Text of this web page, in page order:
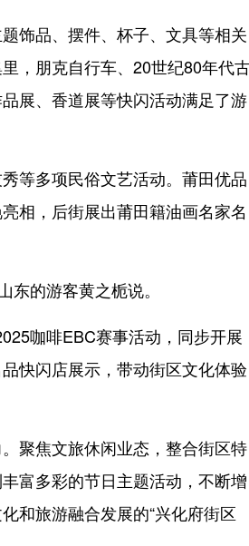
饰品、摆件、杯子、文具等相关
，朋克自行车、20世纪80年代
展、香道展等快闪活动满足了游
等多项民俗文艺活动。莆田优品
相，后街展出莆田籍油画名家名
的游客黄之栀说。
咖啡EBC赛事活动，同步开展
快闪店展示，带动街区文化体验
聚焦文旅休闲业态，整合街区特
富多彩的节日主题活动，不断增
和旅游融合发展的“兴化府街区